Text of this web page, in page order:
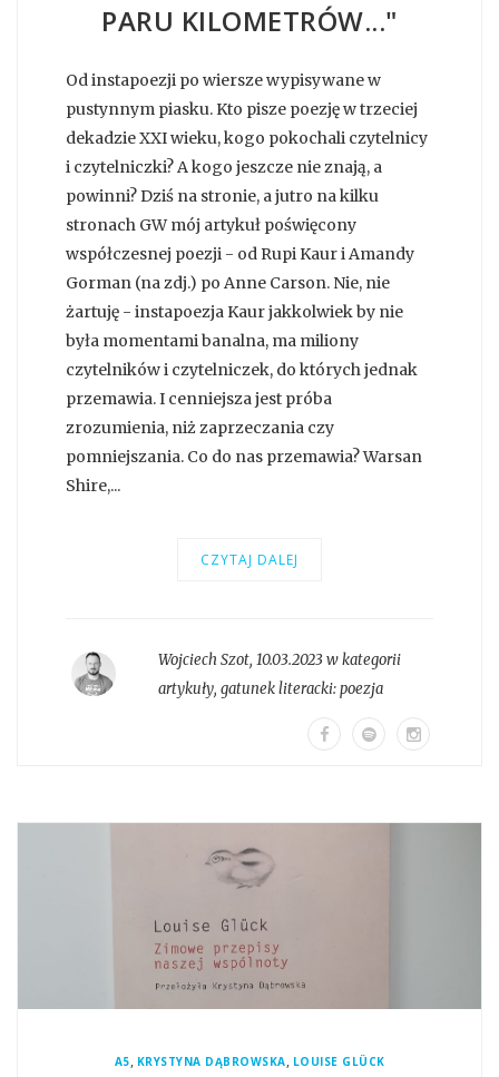
PARU KILOMETRÓW..."
Od instapoezji po wiersze wypisywane w
pustynnym piasku. Kto pisze poezję w trzeciej
dekadzie XXI wieku, kogo pokochali czytelnicy
i czytelniczki? A kogo jeszcze nie znają, a
powinni? Dziś na stronie, a jutro na kilku
stronach GW mój artykuł poświęcony
współczesnej poezji - od Rupi Kaur i Amandy
Gorman (na zdj.) po Anne Carson. Nie, nie
żartuję - instapoezja Kaur jakkolwiek by nie
była momentami banalna, ma miliony
czytelników i czytelniczek, do których jednak
przemawia. I cenniejsza jest próba
zrozumienia, niż zaprzeczania czy
pomniejszania. Co do nas przemawia? Warsan
Shire,...
CZYTAJ DALEJ
Wojciech Szot, 10.03.2023 w kategorii
artykuły, gatunek literacki:poezja
A5, KRYSTYNA DĄBROWSKA, LOUISE GLÜCK